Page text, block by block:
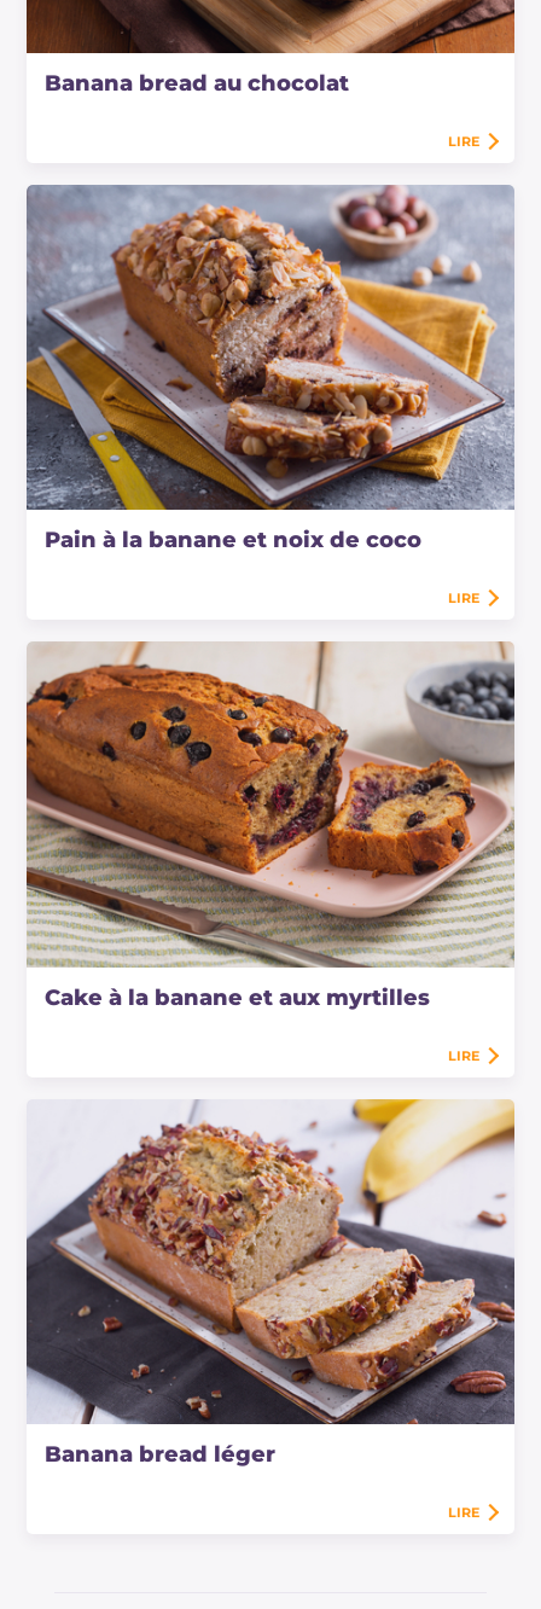
Banana bread au chocolat
LIRE
Pain à la banane et noix de coco
LIRE
Cake à la banane et aux myrtilles
LIRE
Banana bread léger
LIRE